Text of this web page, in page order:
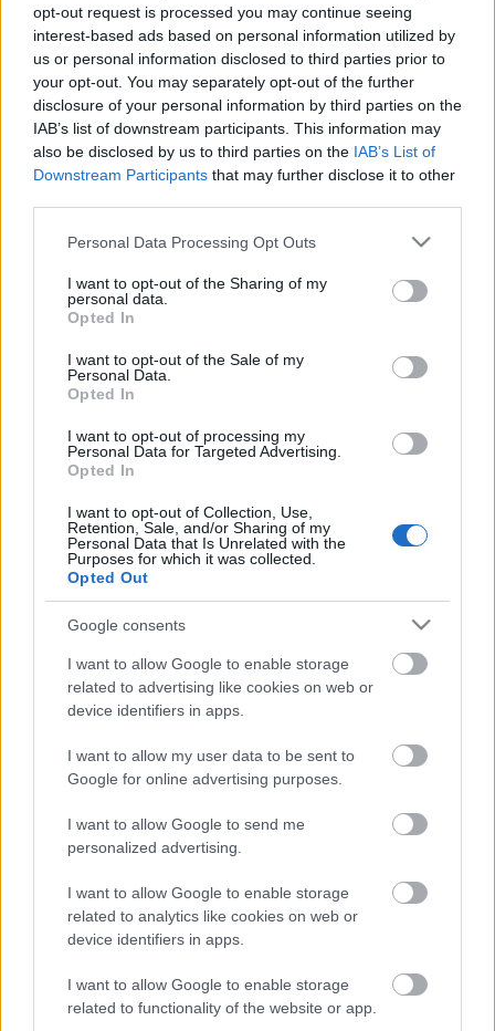
opt-out request is processed you may continue seeing
interest-based ads based on personal information utilized by
us or personal information disclosed to third parties prior to
your opt-out. You may separately opt-out of the further
disclosure of your personal information by third parties on the
IAB’s list of downstream participants. This information may
also be disclosed by us to third parties on the IAB’s List of
Downstream Participants that may further disclose it to other
Please note that this website/app uses one or more Google
not limited to your visit or usage behaviour. You may click to
grant or deny consent to Google and its third-party tags to
use your data for below specified purposes in below Google
consent section.
Personal Data Processing Opt Outs
I want to opt-out of the Sharing of my
personal data.
Opted In
I want to opt-out of the Sale of my
Personal Data.
Opted In
I want to opt-out of processing my
Personal Data for Targeted Advertising.
Opted In
I want to opt-out of Collection, Use,
Retention, Sale, and/or Sharing of my
Personal Data that Is Unrelated with the
Purposes for which it was collected.
Opted Out
Google consents
I want to allow Google to enable storage
related to advertising like cookies on web or
device identifiers in apps.
I want to allow my user data to be sent to
Google for online advertising purposes.
I want to allow Google to send me
personalized advertising.
I want to allow Google to enable storage
related to analytics like cookies on web or
device identifiers in apps.
I want to allow Google to enable storage
related to functionality of the website or app.
Fahéjas almaleves
•2011. október 12.
"Az almaszósz, az almaszósz, ne hajíts bele
galacsint, mert arra int a vén kalóz: jöhet utána
palacsint!" Ezt a bugyuta dalocskát már akkor is
utáltam, mikor életkorom okán elvárható lett volna
tőlem legalábbis némi tolerancia - de akkor is úgy
gondoltam, hogy a szerző…
Szegfűszeges almáspite porhanyós
tésztában